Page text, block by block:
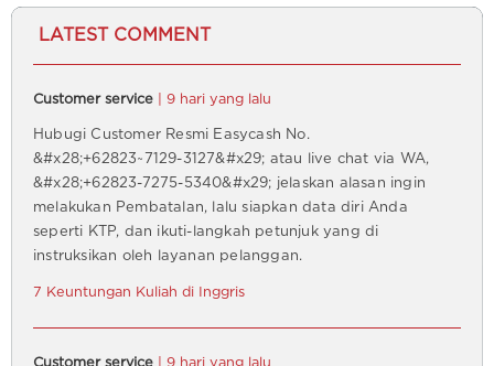
LATEST COMMENT
Customer service | 9 hari yang lalu
Hubugi Customer Resmi Easycash No.
&#x28;+62823~7129-3127&#x29; atau live chat via WA,
&#x28;+62823-7275-5340&#x29; jelaskan alasan ingin
melakukan Pembatalan, lalu siapkan data diri Anda
seperti KTP, dan ikuti-langkah petunjuk yang di
instruksikan oleh layanan pelanggan.
7 Keuntungan Kuliah di Inggris
Customer service | 9 hari yang lalu